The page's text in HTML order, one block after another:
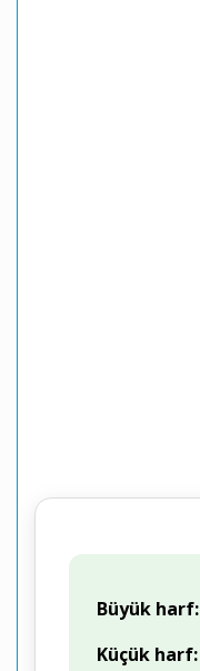
Büyük harf:
Küçük harf: